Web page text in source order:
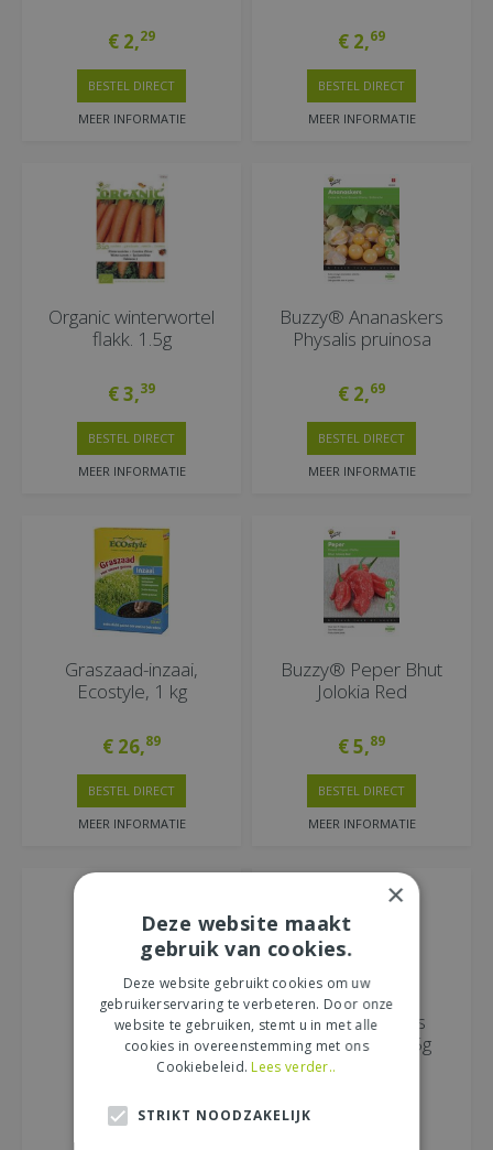
€ 2,29
MEER INFORMATIE
BESTEL DIRECT
€ 2,69
MEER INFORMATIE
BESTEL DIRECT
Organic winterwortel
flakk. 1.5g
€3,39
MEER INFORMATIE
BESTEL DIRECT
Buzzy® Ananaskers
Physalis pruinosa
€ 2,69
MEER INFORMATIE
BESTEL DIRECT
Graszaad-inzaai,
Ecostyle, 1 kg
€ 26,89
MEER INFORMATIE
BESTEL DIRECT
Buzzy® Peper Bhut
Jolokia Red
€5,89
MEER INFORMATIE
BESTEL DIRECT
Buzzy® Lavas
(Maggiplant)
Organic lathyrus
spencer mix 2.5g
×
Deze website maakt
gebruik van cookies.
Deze website gebruikt cookies om uw
gebruikerservaring te verbeteren. Door onze
website te gebruiken, stemt u in met alle
cookies in overeenstemming met ons
Cookiebeleid. Lees verder..
STRIKT NOODZAKELIJK